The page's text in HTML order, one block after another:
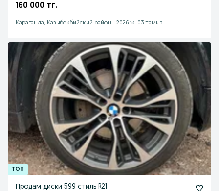
160 000 тг.
Караганда, Казыбекбийский район - 2026 ж. 03 тамыз
Продам диски 599 стиль R21